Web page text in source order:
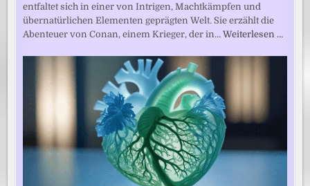
entfaltet sich in einer von Intrigen, Machtkämpfen und
übernatürlichen Elementen geprägten Welt. Sie erzählt die
Abenteuer von Conan, einem Krieger, der in…Weiterlesen …